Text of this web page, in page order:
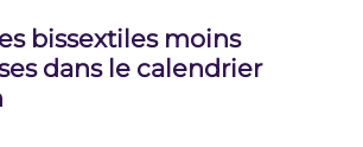
bissextiles moins
dans le calendrier